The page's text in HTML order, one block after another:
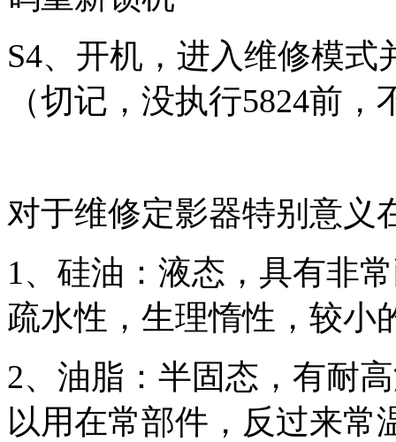
S4、开机，进入维修模式
（切记，没执行5824前
对于维修定影器特别意义
1、硅油：液态，具有非
疏水性，生理惰性，较小
2、油脂：半固态，有耐
以用在常部件，反过来常